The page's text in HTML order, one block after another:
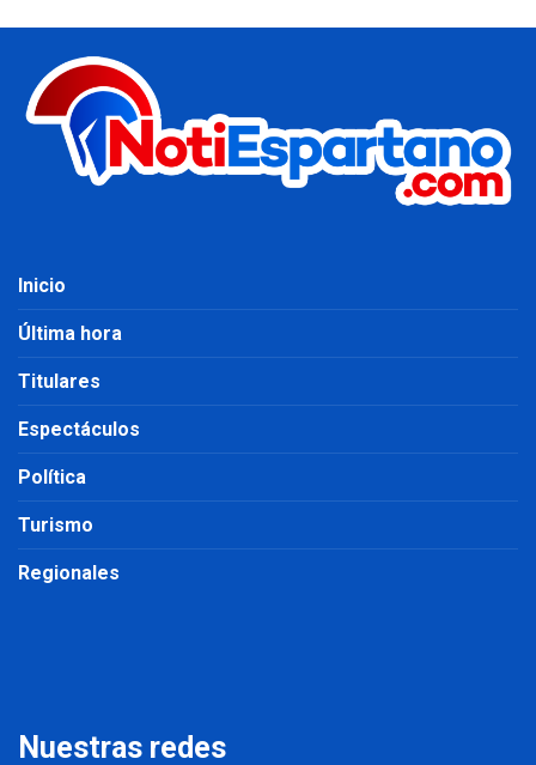
Inicio
Última hora
Titulares
Espectáculos
Política
Turismo
Regionales
Nuestras redes